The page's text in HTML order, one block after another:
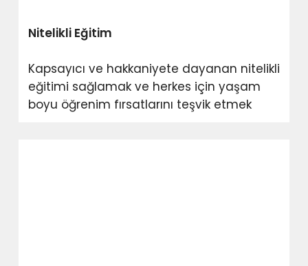
Nitelikli Eğitim
Kapsayıcı ve hakkaniyete dayanan nitelikli
eğitimi sağlamak ve herkes için yaşam
boyu öğrenim fırsatlarını teşvik etmek